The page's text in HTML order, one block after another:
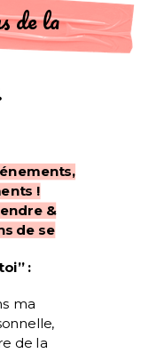
de la
!
&
de se
:
ma
de la